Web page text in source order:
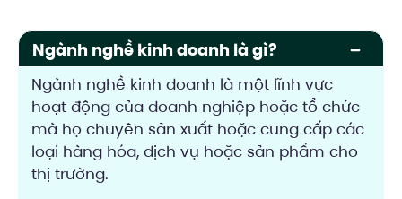
Ngành nghề kinh doanh là gì?
Ngành nghề kinh doanh là một lĩnh vực
hoạt động của doanh nghiệp hoặc tổ chức
mà họ chuyên sản xuất hoặc cung cấp các
loại hàng hóa, dịch vụ hoặc sản phẩm cho
thị trường.